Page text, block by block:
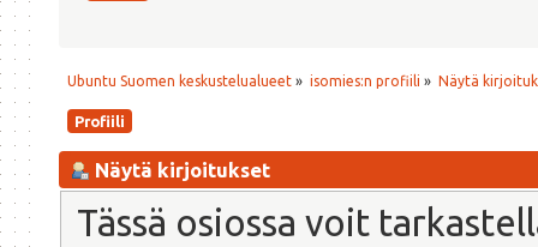
Ubuntu Suomen keskustelualueet » isomies:n profiili » Näytä
Profiili
Näytä kirjoitukset
Tässä osiossa voit